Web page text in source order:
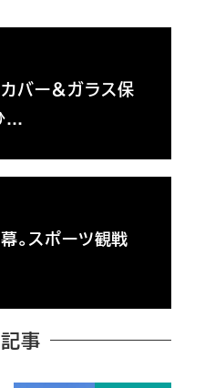
バー＆ガラス保
…
。スポーツ観戦
事